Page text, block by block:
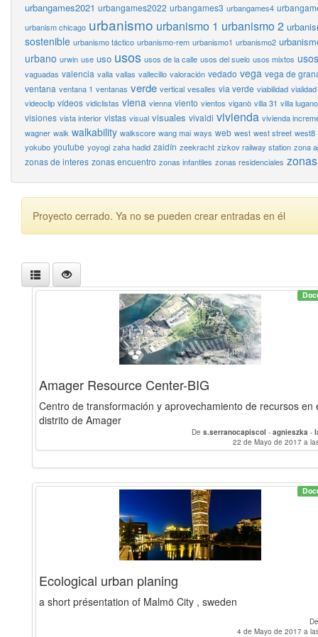
urbangames2021 urbangames2022 urbangames3 urbangames4
urbanism chicago urbanismo urbanismo 1 urbanismo 2
sostenible urbanismo táctico urbanismo-rem urbanismo1 urbanismo2
urbano urwin use uso usos usos de la calle usos del suelo usos mixtos
vaguadas valencia valla vallas vallecillo valoración vedado vega vega de
ventana ventana 1 ventanas verde vertical vesalles via verde viabilidad vialidad
videoclip vídeos vidiclistas viena vienna viento vientos viganò villa 31 villa lugano
visiones vista interior vistas visual visuales vivaldi vivienda vivienda
wagner walk walkability walkscore wang mai ways web west west street west8
yokubo youtube yoyogi zaha hadid zaidín zeekracht zizkov railway station zona
zonas de interes zonas encuentro zonas infantiles zonas residenciales
Proyecto cerrado. Ya no se pueden crear entradas en él
Amager Resource Center-BIG
Centro de transformación y aprovechamiento de recursos en
distrito de Amager
De s.serranocapiscol - agnieszka -
22 de Mayo de 2017 a
Ecological urban planing
a short présentation of Malmö City , sweden
4 de Mayo de 2017 a